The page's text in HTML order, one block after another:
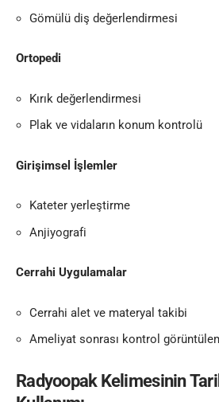
Gömülü diş değerlendirmesi
Ortopedi
Kırık değerlendirmesi
Plak ve vidaların konum kontrolü
Girişimsel İşlemler
Kateter yerleştirme
Anjiyografi
Cerrahi Uygulamalar
Cerrahi alet ve materyal takibi
Ameliyat sonrası kontrol
Radyoopak Kelimesinin